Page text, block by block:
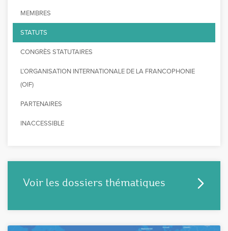
MEMBRES
STATUTS
CONGRÈS STATUTAIRES
L’ORGANISATION INTERNATIONALE DE LA FRANCOPHONIE
(OIF)
PARTENAIRES
INACCESSIBLE
Voir les dossiers thématiques